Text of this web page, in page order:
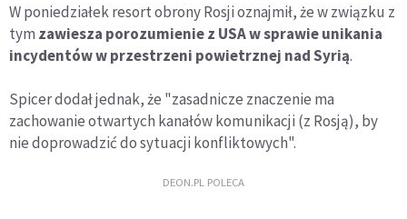
W poniedziałek resort obrony Rosji oznajmił, że w związku z
tym zawiesza porozumienie z USA w sprawie unikania
incydentów w przestrzeni powietrznej nad Syrią.
Spicer dodał jednak, że "zasadnicze znaczenie ma
zachowanie otwartych kanałów komunikacji (z Rosją), by
nie doprowadzić do sytuacji konfliktowych".
DEON.PL POLECA